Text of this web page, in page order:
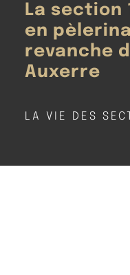
La section
en
revanche
Auxerre
LA VIE DES